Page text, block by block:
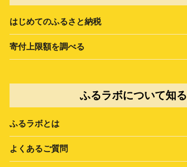
はじめてのふるさと納税
寄付上限額を調べる
ふるラボについて知る
ふるラボとは
よくあるご質問